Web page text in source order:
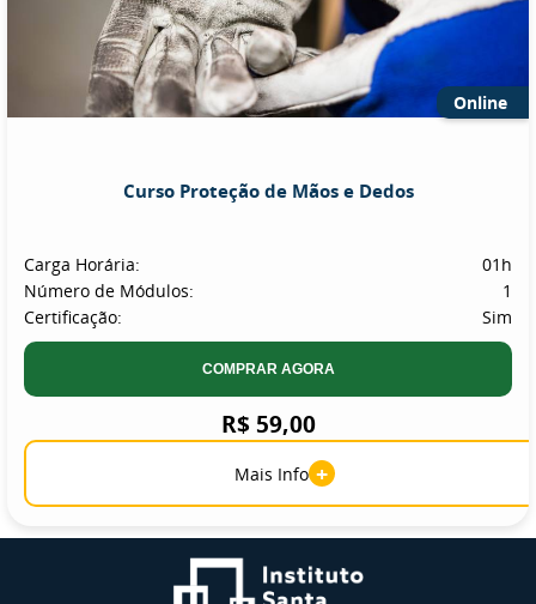
Online
Curso Proteção de Mãos e Dedos
Carga Horária:
01h
Número de Módulos:
1
Certificação:
Sim
COMPRAR AGORA
R$ 59,00
Mais Info +